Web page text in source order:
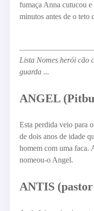
fumaça Anna cutucou
minutos antes de o teto
Lista Nomes herói cão
guarda ...
ANGEL
Esta perdida veio para
de dois anos de idade
homem com uma faca.
nomeou-o Angel.
ANTIS